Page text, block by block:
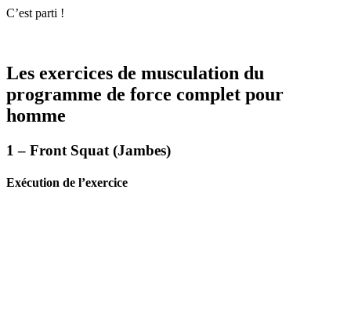
C’est parti !
Les exercices de musculation du
programme de force complet pour
homme
1 – Front Squat (Jambes)
Exécution de l’exercice